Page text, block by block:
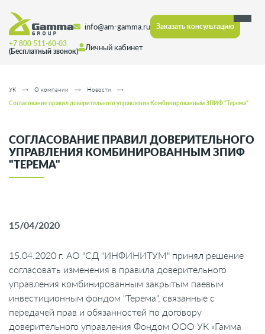
Личный кабинет
info@am-gamma.ru
+7 800 511-60-03
(Бесплатный звонок)
Заказать консультацию
УК О компании Новости
Согласование правил доверительного управления Комбинированным ЗПИФ "Терема"
СОГЛАСОВАНИЕ ПРАВИЛ ДОВЕРИТЕЛЬНОГО
УПРАВЛЕНИЯ КОМБИНИРОВАННЫМ ЗПИФ
"ТЕРЕМА"
15/04/2020
15.04.2020 г. АО "СД "ИНФИНИТУМ" принял решение
согласовать изменения в правила доверительного
управления комбинированным закрытым паевым
инвестиционным фондом "Терема", связанные с
передачей прав и обязанностей по договору
доверительного управления Фондом ООО УК «Гамма